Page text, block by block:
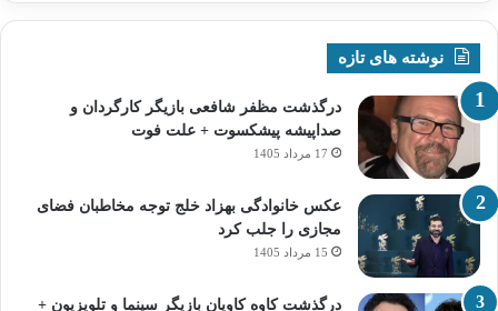
نوشته های تازه
درگذشت مظفر شافعی بازیگر کارگردان و
صداپیشه پیشکسوت + علت فوت
17 مرداد 1405
عکس خانوادگی بهزاد خلج توجه مخاطبان فضای
مجازی را جلب کرد
15 مرداد 1405
درگذشت کاوه کاویان بازیگر سینما و تلویزیون +